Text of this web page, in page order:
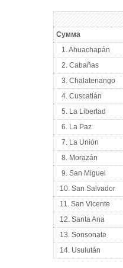
Сумма
1. Ahuachapán
2. Cabañas
3. Chalatenango
4. Cuscatlán
5. La Libertad
6. La Paz
7. La Unión
8. Morazán
9. San Miguel
10. San Salvador
11. San Vicente
12. Santa Ana
13. Sonsonate
14. Usulután